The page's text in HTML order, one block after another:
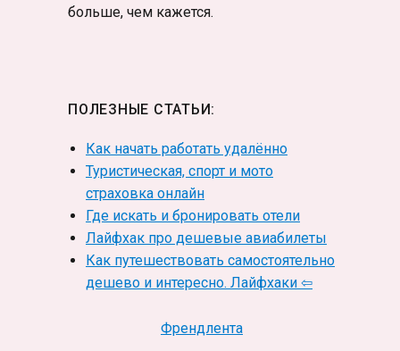
больше, чем кажется.
ПОЛЕЗНЫЕ СТАТЬИ:
Как начать работать удалённо
Туристическая, спорт и мото
страховка онлайн
Где искать и бронировать отели
Лайфхак про дешевые авиабилеты
Как путешествовать самостоятельно
дешево и интересно. Лайфхаки ⇦
Френдлента